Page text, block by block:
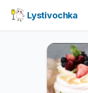
Lystivochka